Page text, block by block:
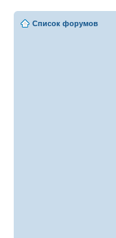
Список форумов